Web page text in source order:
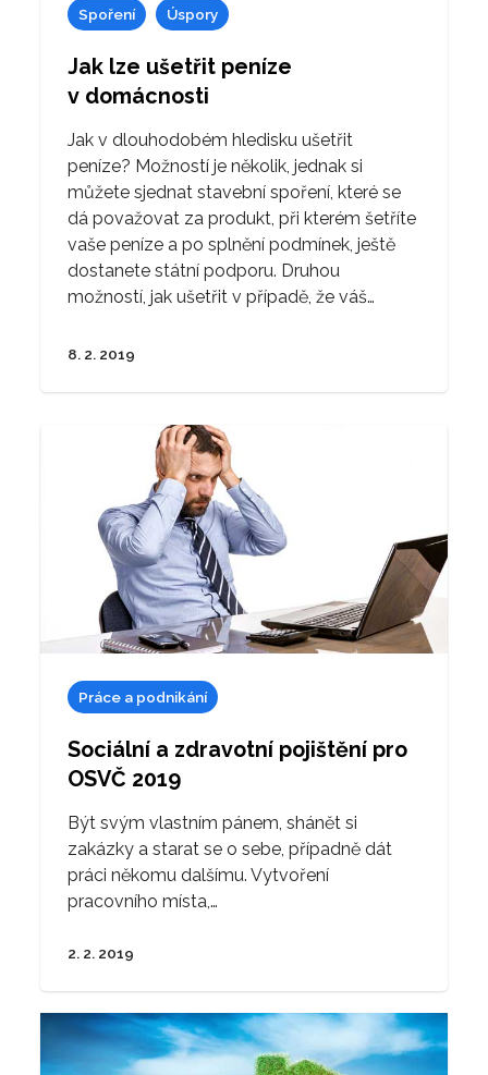
Spoření Úspory
Jak lze ušetřit peníze
v domácnosti
Jak v dlouhodobém hledisku ušetřit
peníze? Možností je několik, jednak si
můžete sjednat stavební spoření, které se
dá považovat za produkt, při kterém šetříte
vaše peníze a po splnění podmínek, ještě
dostanete státní podporu. Druhou
možností, jak ušetřit v případě, že váš…
8. 2. 2019
Práce a podnikání
Sociální a zdravotní pojištění pro
OSVČ 2019
Být svým vlastním pánem, shánět si
zakázky a starat se o sebe, případně dát
práci někomu dalšímu. Vytvoření
pracovního místa,…
2. 2. 2019